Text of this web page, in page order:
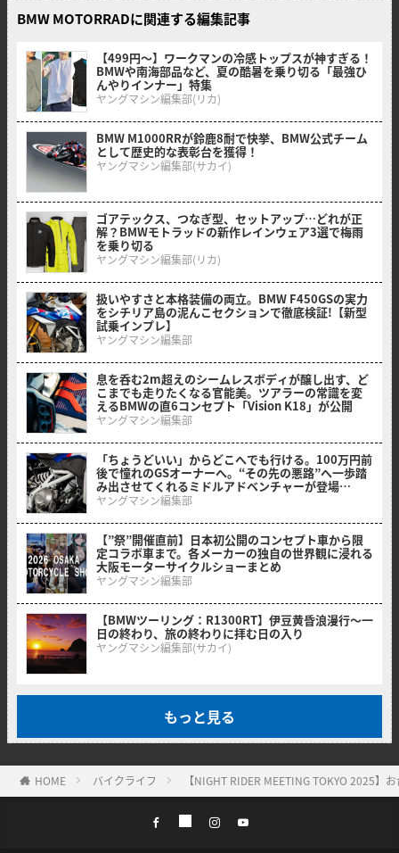
BMW MOTORRADに関連する編集記事
【499円〜】ワークマンの冷感トップスが神すぎる！
BMWや南海部品など、夏の酷暑を乗り切る「最強ひ
んやりインナー」特集
ヤングマシン編集部(リカ)
BMW M1000RRが鈴鹿8耐で快挙、BMW公式チーム
として歴史的な表彰台を獲得！
ヤングマシン編集部(サカイ)
ゴアテックス、つなぎ型、セットアップ…どれが正
解？BMWモトラッドの新作レインウェア3選で梅雨
を乗り切る
ヤングマシン編集部(リカ)
扱いやすさと本格装備の両立。BMW F450GSの実力
をシチリア島の泥んこセクションで徹底検証!【新型
試乗インプレ】
ヤングマシン編集部
息を呑む2m超えのシームレスボディが醸し出す、ど
こまでも走りたくなる官能美。ツアラーの常識を変
えるBMWの直6コンセプト「Vision K18」が公開
ヤングマシン編集部
「ちょうどいい」からどこへでも行ける。100万円前
後で憧れのGSオーナーへ。“その先の悪路”へ一歩踏
み出させてくれるミドルアドベンチャーが登場
【BMW F 450 GS】
ヤングマシン編集部
【”祭”開催直前】日本初公開のコンセプト車から限
定コラボ車まで。各メーカーの独自の世界観に浸れる
大阪モーターサイクルショーまとめ
ヤングマシン編集部
【BMWツーリング：R1300RT】伊豆黄昏浪漫行〜一
日の終わり、旅の終わりに拝む日の入り
ヤングマシン編集部(サカイ)
もっと見る
HOME バイクライフ 【NIGHT RIDER MEETING TOKYO 2025